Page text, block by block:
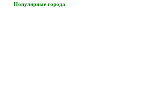
Популярные города